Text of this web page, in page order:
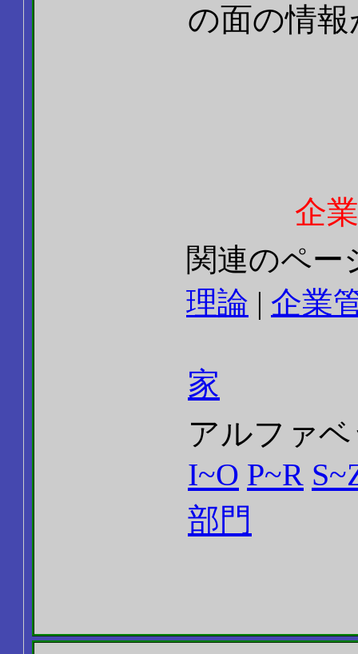
の面の情
企
関連のペ
理論 | 企業
家
アルファ
I~O P~R
部門